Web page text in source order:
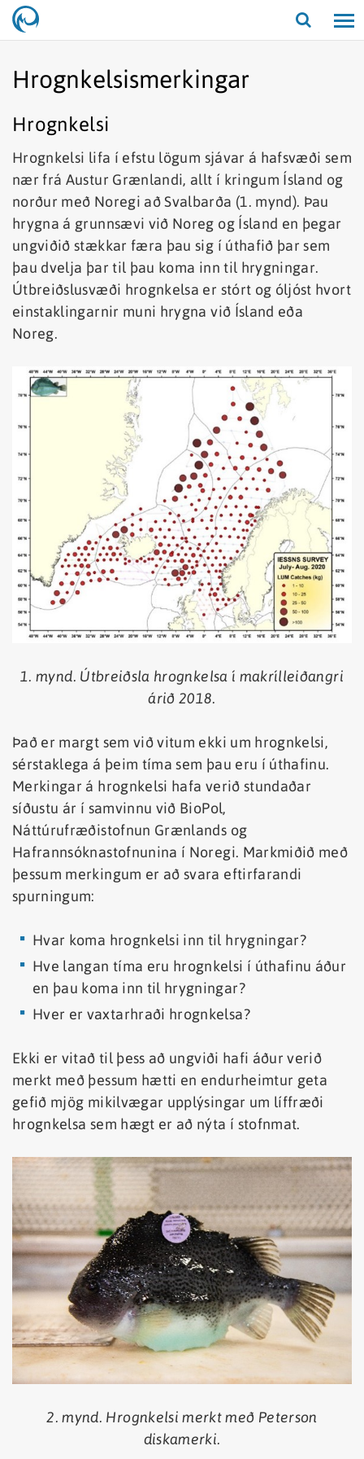
Opna/
Hrognkelsismerkingar
Hrognkelsi
Hrognkelsi lifa í efstu lögum sjávar á hafsvæði sem
nær frá Austur Grænlandi, allt í kringum Ísland og
norður með Noregi að Svalbarða (1. mynd). Þau
hrygna á grunnsævi við Noreg og Ísland en þegar
ungviðið stækkar færa þau sig í úthafið þar sem
þau dvelja þar til þau koma inn til hrygningar.
Útbreiðslusvæði hrognkelsa er stórt og óljóst hvort
einstaklingarnir muni hrygna við Ísland eða
Noreg.
1. mynd. Útbreiðsla hrognkelsa í makrílleiðangri
árið 2018.
Það er margt sem við vitum ekki um hrognkelsi,
sérstaklega á þeim tíma sem þau eru í úthafinu.
Merkingar á hrognkelsi hafa verið stundaðar
síðustu ár í samvinnu við BioPol,
Náttúrufræðistofnun Grænlands og
Hafrannsóknastofnunina í Noregi. Markmiðið með
þessum merkingum er að svara eftirfarandi
spurningum:
Hvar koma hrognkelsi inn til hrygningar?
Hve langan tíma eru hrognkelsi í úthafinu áður
en þau koma inn til hrygningar?
Hver er vaxtarhraði hrognkelsa?
Ekki er vitað til þess að ungviði hafi áður verið
merkt með þessum hætti en endurheimtur geta
gefið mjög mikilvægar upplýsingar um líffræði
hrognkelsa sem hægt er að nýta í stofnmat.
2. mynd. Hrognkelsi merkt með Peterson
diskamerki.